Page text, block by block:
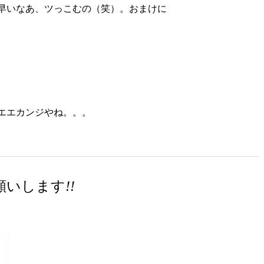
なあ、ツっこむの（笑）。おまけに
カンジやね。。。
いします!!